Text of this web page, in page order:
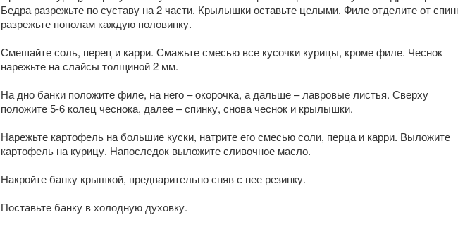
Бедра разрежьте по суставу на 2 части. Крылышки оставьте целыми. Филе отделите от
разрежьте пополам каждую половинку.
Смешайте соль, перец и карри. Смажьте смесью все кусочки курицы, кроме филе. Чеснок
нарежьте на слайсы толщиной 2 мм.
На дно банки положите филе, на него – окорочка, а дальше – лавровые листья. Сверху
положите 5-6 колец чеснока, далее – спинку, снова чеснок и крылышки.
Нарежьте картофель на большие куски, натрите его смесью соли, перца и карри. Выложите
картофель на курицу. Напоследок выложите сливочное масло.
Накройте банку крышкой, предварительно сняв с нее резинку.
Поставьте банку в холодную духовку.